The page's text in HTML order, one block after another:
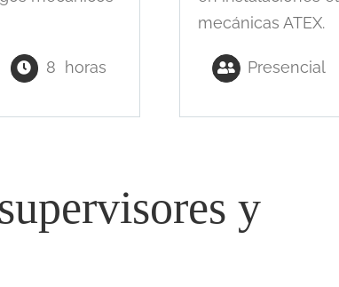
8 horas
mecánicas ATEX.
Presencial
y